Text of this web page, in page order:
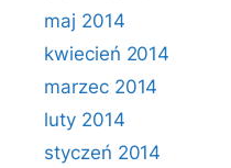
maj 2014
kwiecień 2014
marzec 2014
luty 2014
styczeń 2014